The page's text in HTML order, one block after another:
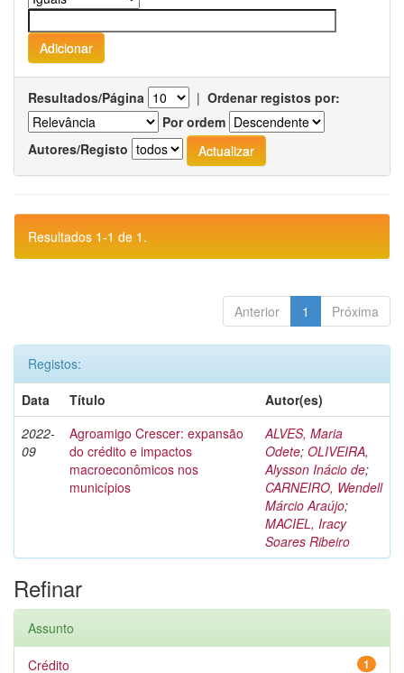
Resultados/Página | Ordenar registos por:
Por ordem
Autores/Registo
Resultados 1-1 de 1.
Anterior 1 Próxima
Registos:
Data
Título
Autor(es)
2022-
09
Agroamigo Crescer: expansão
do crédito e impactos
macroeconômicos nos
municípios
ALVES, Maria
Odete; OLIVEIRA,
Alysson Inácio de;
CARNEIRO, Wendell
Márcio Araújo;
MACIEL, Iracy
Soares Ribeiro
Refinar
Assunto
1
Crédito